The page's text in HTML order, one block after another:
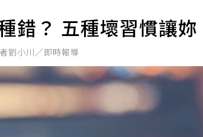
錯？ 五種壞習慣讓妳
劉小川╱即時報導